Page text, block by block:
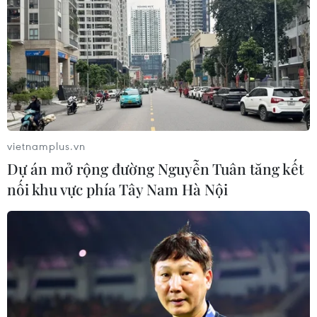
Từ đêm 22/5, Bắc Bộ và nhiều khu vực trên
cả nước có mưa rào
21/05/2023 12:30
Theo dự báo, từ đêm 22-23/5, Bắc Bộ và nhiều khu vực
khác trên cả nước có mưa rào và rải rác có dông, cục
bộ có mưa to với lượng mưa từ 20-40mm/24 giờ, có
nơi trên 60 mm/24 giờ.
vietnamplus.vn
Dự án mở rộng đường Nguyễn Tuân tăng kết
nối khu vực phía Tây Nam Hà Nội